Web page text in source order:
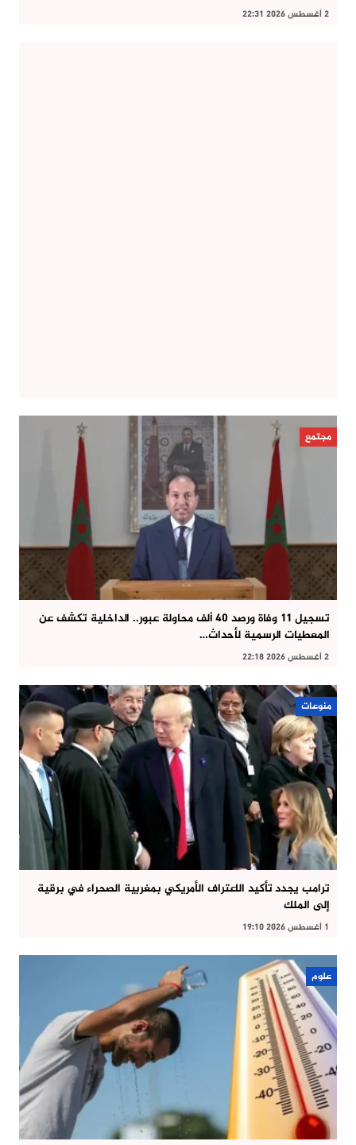
2 أغسطس 2026 22:31
مجتمع
تسجيل 11 وفاة ورصد 40 ألف محاولة عبور.. الداخلية تكشف عن
المعطيات الرسمية لأحداث…
2 أغسطس 2026 22:18
منوعات
ترامب يجدد تأكيد الاعتراف الأمريكي بمغربية الصحراء في برقية
إلى الملك
1 أغسطس 2026 19:10
علوم